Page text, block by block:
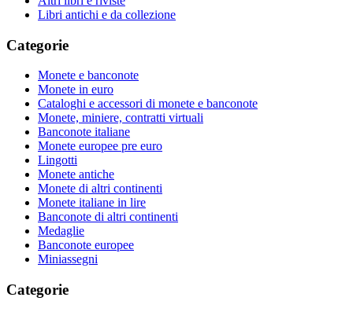
Libri antichi e da collezione
Categorie
Monete e banconote
Monete in euro
Cataloghi e accessori di monete e banconote
Monete, miniere, contratti virtuali
Banconote italiane
Monete europee pre euro
Lingotti
Monete antiche
Monete di altri continenti
Monete italiane in lire
Banconote di altri continenti
Medaglie
Banconote europee
Miniassegni
Categorie